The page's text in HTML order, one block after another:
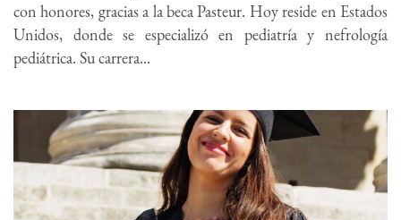
con honores, gracias a la beca Pasteur. Hoy reside en Estados
Unidos, donde se especializó en pediatría y nefrología
pediátrica. Su carrera...